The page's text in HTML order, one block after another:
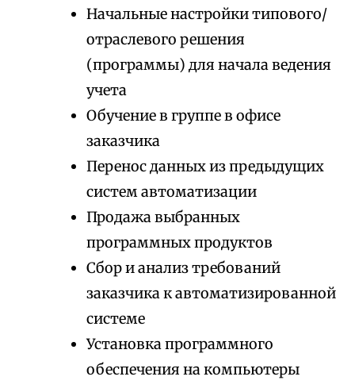
Начальные настройки типового/
отраслевого решения
(программы) для начала ведения
учета
Обучение в группе в офисе
заказчика
Перенос данных из предыдущих
систем автоматизации
Продажа выбранных
программных продуктов
Сбор и анализ требований
заказчика к автоматизированной
системе
Установка программного
обеспечения на компьютеры